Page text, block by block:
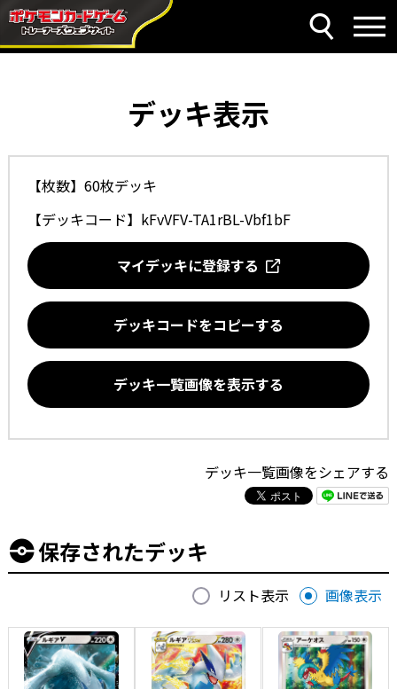
デッキ表示
【枚数】60枚デッキ
【デッキコード】 kFvVFV-TA1rBL-Vbf1bF
マイデッキに登録する
デッキコードをコピーする
デッキ一覧画像を表示する
デッキ一覧画像をシェアする
保存されたデッキ
リスト表示 画像表示